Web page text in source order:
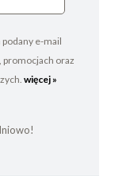
e-mail
promocjach oraz
więcej »